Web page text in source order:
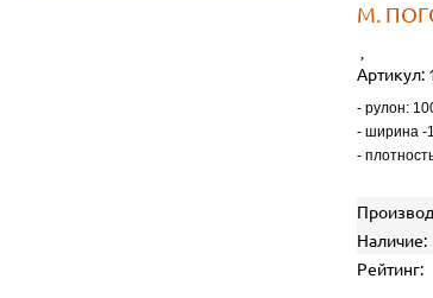
М.
Артикул:
- рулон:
- ширина -
-
Наличие:
Рейтинг: